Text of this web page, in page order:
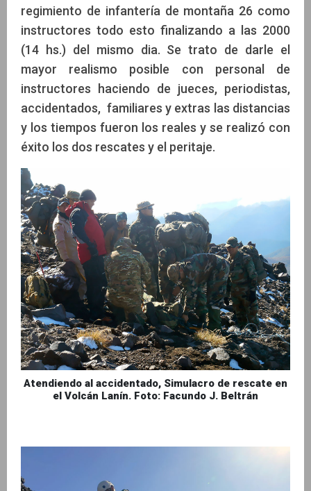
regimiento de infantería de montaña 26 como
instructores todo esto finalizando a las 2000
(14 hs.) del mismo dia. Se trato de darle el
mayor realismo posible con personal de
instructores haciendo de jueces, periodistas,
accidentados, familiares y extras las distancias
y los tiempos fueron los reales y se realizó con
éxito los dos rescates y el peritaje.
Atendiendo al accidentado, Simulacro de rescate en
el Volcán Lanín. Foto: Facundo J. Beltrán